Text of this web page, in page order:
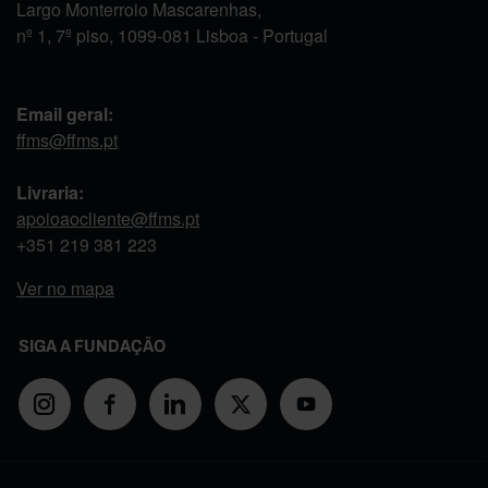
Largo Monterroio Mascarenhas,
nº 1, 7º piso, 1099-081 Lisboa - Portugal
Email geral:
ffms@ffms.pt
Livraria:
apoioaocliente@ffms.pt
+351 219 381 223
Ver no mapa
SIGA A FUNDAÇÃO